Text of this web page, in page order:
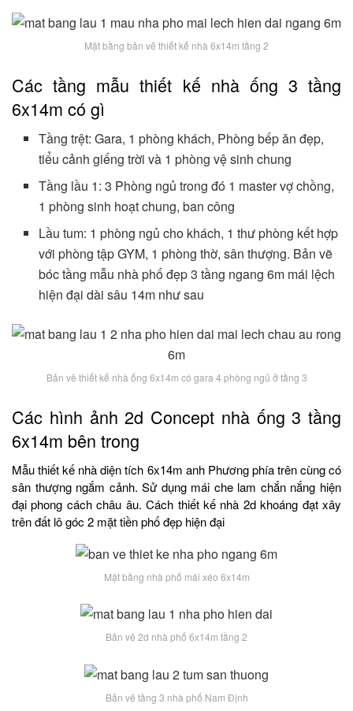
Mặt bằng bản vẽ thiết kế nhà 6x14m tầng 2
Các tầng mẫu thiết kế nhà ống 3 tầng
6x14m có gì
Tầng trệt: Gara, 1 phòng khách, Phòng bếp ăn đẹp,
tiểu cảnh giếng trời và 1 phòng vệ sinh chung
Tầng lầu 1: 3 Phòng ngủ trong đó 1 master vợ chồng,
1 phòng sinh hoạt chung, ban công
Lầu tum: 1 phòng ngủ cho khách, 1 thư phòng kết hợp
với phòng tập GYM, 1 phòng thờ, sân thượng. Bản vẽ
bóc tầng mẫu nhà phố đẹp 3 tầng ngang 6m mái lệch
hiện đại dài sâu 14m như sau
Bản vẽ thiết kế nhà ống 6x14m có gara 4 phòng ngủ ở tầng 3
Các hình ảnh 2d Concept nhà ống 3 tầng
6x14m bên trong
Mẫu thiết kế nhà diện tích 6x14m anh Phương phía trên cùng có
sân thượng ngắm cảnh. Sử dụng mái che lam chắn nắng hiện
đại phong cách châu âu. Cách thiết kế nhà 2d khoáng đạt xây
trên đất lô góc 2 mặt tiền phố đẹp hiện đại
Mặt bằng nhà phố mái xéo 6x14m
Bản vẽ 2d nhà phố 6x14m tầng 2
Bản vẽ tầng 3 nhà phố Nam Định